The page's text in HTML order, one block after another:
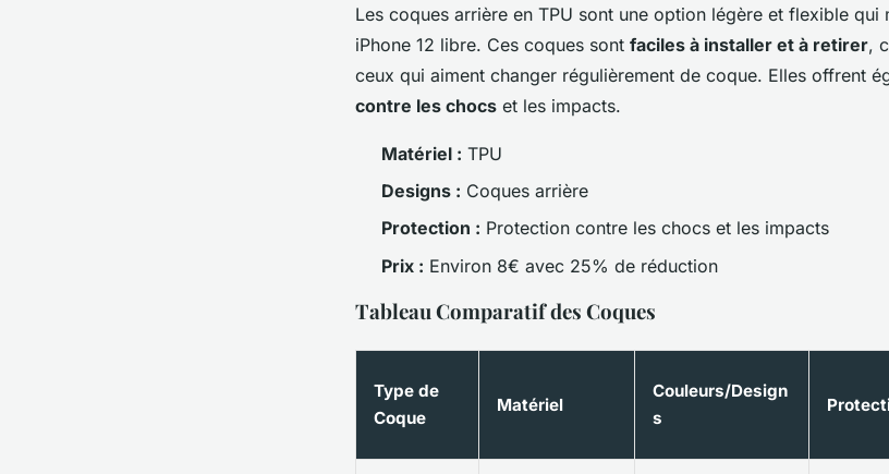
Les coques arrière en TPU sont une option légère et flexible
iPhone 12 libre. Ces coques sont faciles à installer et à retirer,
ceux qui aiment changer régulièrement de coque. Elles offrent
contre les chocs et les impacts.
Matériel : TPU
Designs : Coques arrière
Protection : Protection contre les chocs et les impacts
Prix : Environ 8€ avec 25% de réduction
Tableau Comparatif des Coques
Type de
Coque
Matériel
Couleurs/Design
s